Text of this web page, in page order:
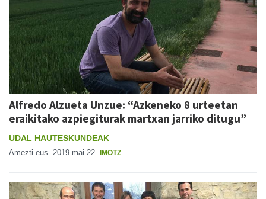
Alfredo Alzueta Unzue: “Azkeneko 8 urteetan
eraikitako azpiegiturak martxan jarriko ditugu”
UDAL HAUTESKUNDEAK
Amezti.eus 2019 mai 22 IMOTZ